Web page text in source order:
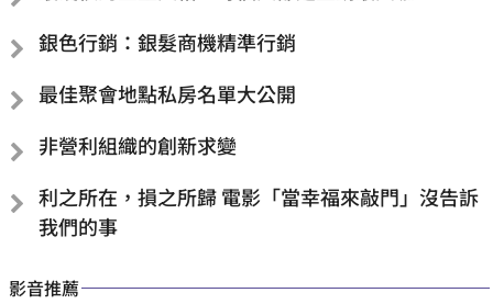
銀色行銷：銀髮商機精準行銷
最佳聚會地點私房名單大公開
非營利組織的創新求變
利之所在，損之所歸 電影「當幸福來敲門」沒告訴
我們的事
影音推薦